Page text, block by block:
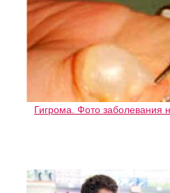
Гигрома. Фото заболевания